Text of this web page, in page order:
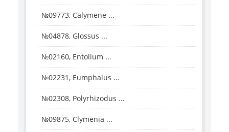
№09773, Calymene ...
№04878, Glossus ...
№02160, Entolium ...
№02231, Eumphalus ...
№02308, Polyrhizodus ...
№09875, Clymenia ...